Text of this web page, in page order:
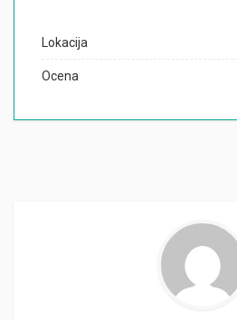
Lokacija
Ocena